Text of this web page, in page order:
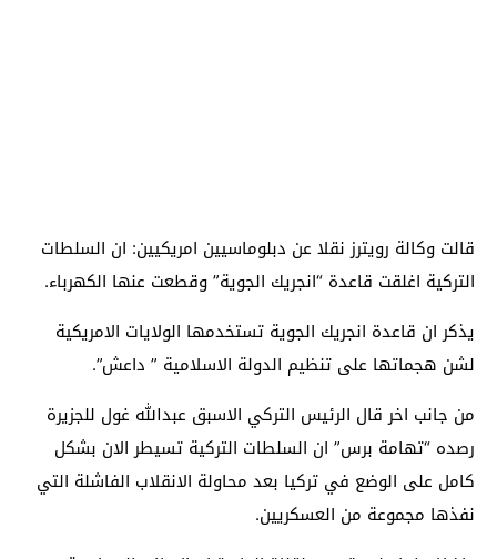
قالت وكالة رويترز نقلا عن دبلوماسيين امريكيين: ان السلطات
التركية اغلقت قاعدة “انجريك الجوية” وقطعت عنها الكهرباء.
يذكر ان قاعدة انجريك الجوية تستخدمها الولايات الامريكية
لشن هجماتها على تنظيم الدولة الاسلامية ” داعش”.
من جانب اخر قال الرئيس التركي الاسبق عبدالله غول للجزيرة
رصده “تهامة برس” ان السلطات التركية تسيطر الان بشكل
كامل على الوضع في تركيا بعد محاولة الانقلاب الفاشلة التي
نفذها مجموعة من العسكريين.